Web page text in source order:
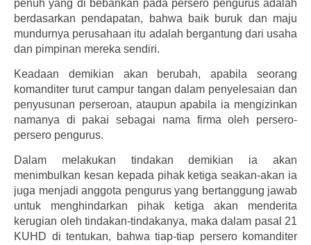
penuh yang di bebankan pada persero pengurus adalah
berdasarkan pendapatan, bahwa baik buruk dan maju
mundurnya perusahaan itu adalah bergantung dari usaha
dan pimpinan mereka sendiri.
Keadaan demikian akan berubah, apabila seorang
komanditer turut campur tangan dalam penyelesaian dan
penyusunan perseroan, ataupun apabila ia mengizinkan
namanya di pakai sebagai nama firma oleh persero-
persero pengurus.
Dalam melakukan tindakan demikian ia akan
menimbulkan kesan kepada pihak ketiga seakan-akan ia
juga menjadi anggota pengurus yang bertanggung jawab
untuk menghindarkan pihak ketiga akan menderita
kerugian oleh tindakan-tindakanya, maka dalam pasal 21
KUHD di tentukan, bahwa tiap-tiap persero komanditer